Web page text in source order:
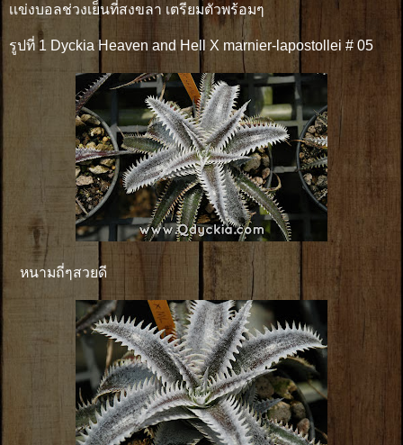
เเข่งบอลช่วงเย็นที่สงขลา เตรียมตัวพร้อมๆ
รูปที่ 1 Dyckia Heaven and Hell X marnier-lapostollei # 05
หนามถี่ๆสวยดี